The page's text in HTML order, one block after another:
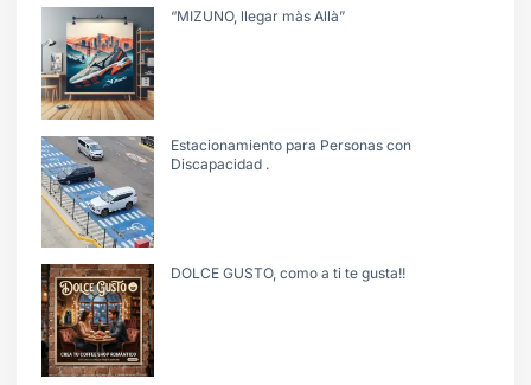
“MIZUNO, llegar màs Allà”
Estacionamiento para Personas con
Discapacidad .
DOLCE GUSTO, como a ti te gusta!!